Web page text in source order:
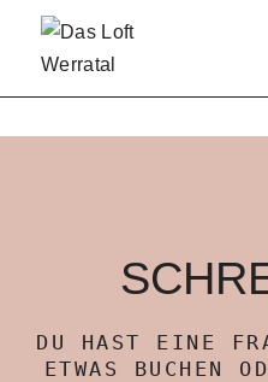
DU HAST EINE
ETWAS BUCHEN